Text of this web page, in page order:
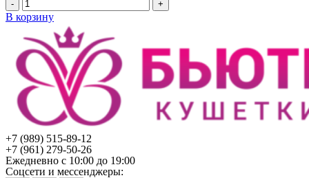
товара
кимоно
Мятный
Спанбонд
10шт/
уп.Чистовье
В корзину
+7 (989) 515-89-12
+7 (961) 279-50-26
Ежедневно с 10:00 до 19:00
Соцсети и мессенджеры: